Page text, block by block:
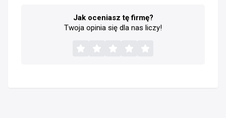
Jak oceniasz tę firmę?
Twoja opinia się dla nas liczy!